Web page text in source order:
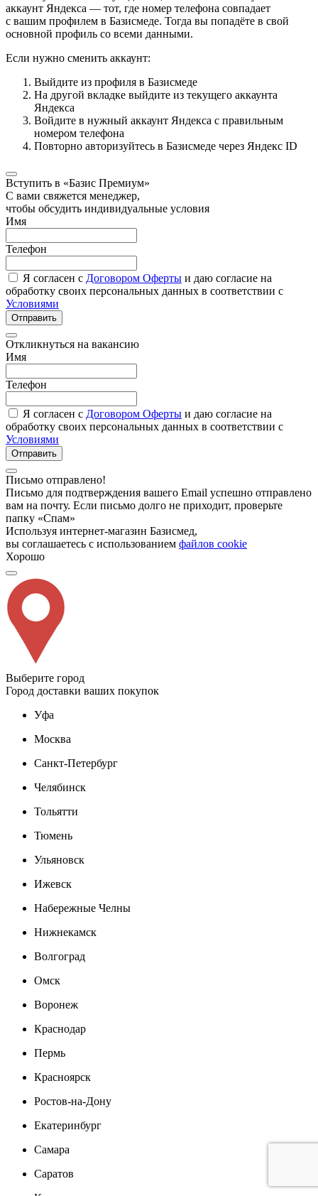
аккаунт Яндекса — тот, где номер телефона совпадает
с вашим профилем в Базисмеде. Тогда вы попадёте в свой
основной профиль со всеми данными.
Если нужно сменить аккаунт:
Выйдите из профиля в Базисмеде
На другой вкладке выйдите из текущего аккаунта
Яндекса
Войдите в нужный аккаунт Яндекса с правильным
номером телефона
Повторно авторизуйтесь в Базисмеде через Яндекс ID
Вступить в «Базис Премиум»
С вами свяжется менеджер,
чтобы обсудить индивидуальные условия
Имя
Телефон
Я согласен с Договором Оферты и даю согласие на
обработку своих персональных данных в соответствии с
Условиями
Отправить
Откликнуться на вакансию
Имя
Телефон
Я согласен с Договором Оферты и даю согласие на
обработку своих персональных данных в соответствии с
Условиями
Отправить
Письмо отправлено!
Письмо для подтверждения вашего Email успешно отправлено
вам на почту. Если письмо долго не приходит, проверьте
папку «Спам»
Используя интернет-магазин Базисмед,
вы соглашаетесь с использованием файлов cookie
Хорошо
Выберите город
Город доставки ваших покупок
Уфа
Москва
Санкт-Петербург
Челябинск
Тольятти
Тюмень
Ульяновск
Ижевск
Набережные Челны
Нижнекамск
Волгоград
Омск
Воронеж
Краснодар
Пермь
Красноярск
Ростов-на-Дону
Екатеринбург
Самара
Саратов